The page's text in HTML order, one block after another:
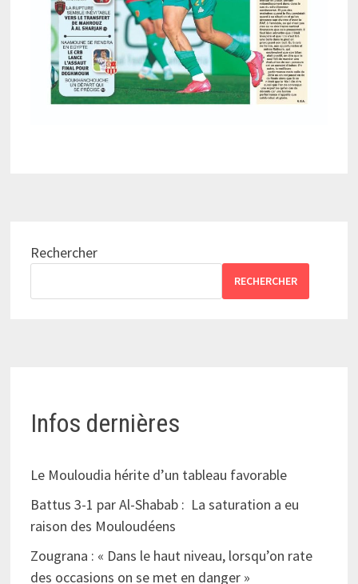
Rechercher
RECHERCHER
Infos dernières
Le Mouloudia hérite d’un tableau favorable
Battus 3-1 par Al-Shabab : La saturation a eu
raison des Mouloudéens
Zougrana : « Dans le haut niveau, lorsqu’on rate
des occasions on se met en danger »